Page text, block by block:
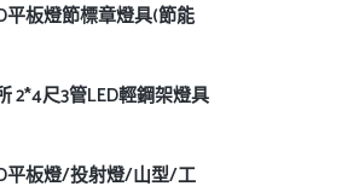
平板燈節標章燈具(節能
2*4尺3管LED輕鋼架燈具
平板燈/投射燈/山型/工